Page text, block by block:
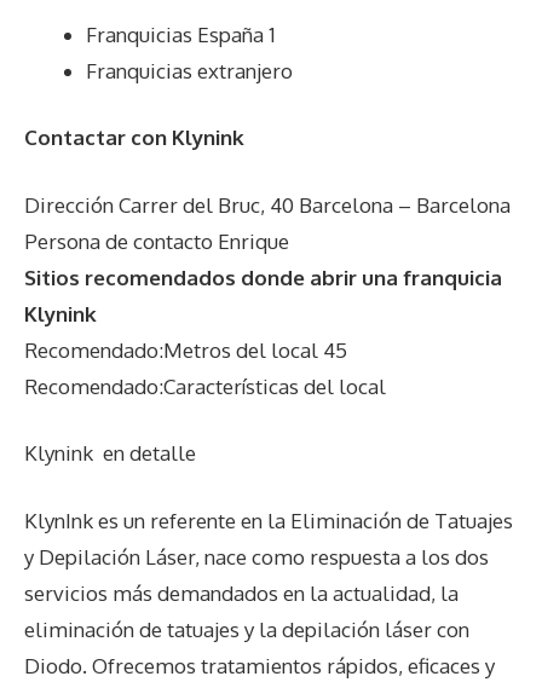
Franquicias España 1
Franquicias extranjero
Contactar con Klynink
Dirección Carrer del Bruc, 40 Barcelona – Barcelona
Persona de contacto Enrique
Sitios recomendados donde abrir una franquicia
Klynink
Recomendado:Metros del local 45
Recomendado:Características del local
Klynink en detalle
KlynInk es un referente en la Eliminación de Tatuajes
y Depilación Láser, nace como respuesta a los dos
servicios más demandados en la actualidad, la
eliminación de tatuajes y la depilación láser con
Diodo. Ofrecemos tratamientos rápidos, eficaces y